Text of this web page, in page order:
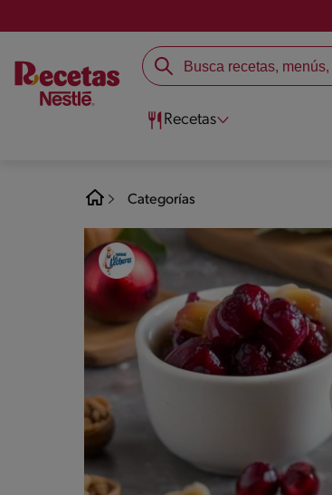
Recetas
Categorías